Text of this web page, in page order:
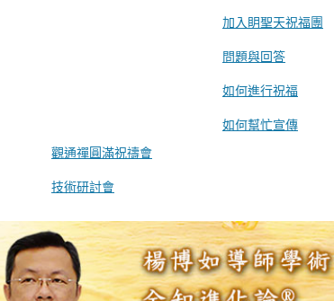
加入眀聖天祝福團
問題與回答
如何進行祝福
如何幫忙宣傳
觀通禪圓滿祝禱會
技術研討會